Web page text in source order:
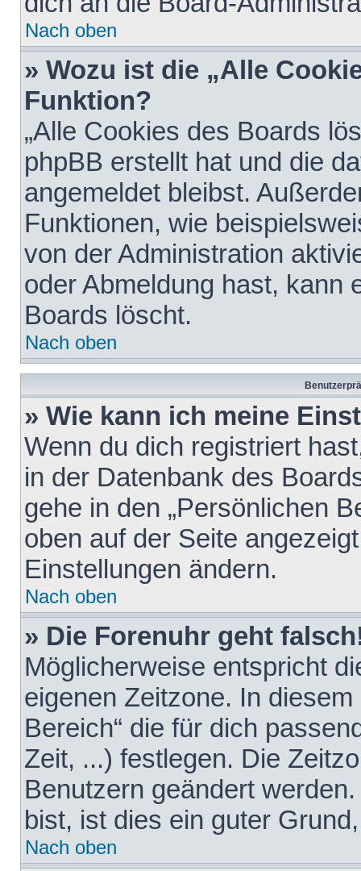
Nach oben
» Wozu ist die „Alle
Funktion?
„Alle Cookies des Boards
phpBB erstellt hat und die
angemeldet bleibst.
Funktionen, wie
von der Administration
oder Abmeldung hast, kann
Boards löscht.
Nach oben
» Wie kann ich meine
Wenn du dich registriert
in der Datenbank des
gehe in den „Persönlichen
oben auf der Seite
Einstellungen ändern.
Nach oben
» Die Forenuhr geht
Möglicherweise entspricht
eigenen Zeitzone. In
Bereich“ die für dich
Zeit, ...) festlegen. Die
Benutzern geändert
bist, ist dies ein guter
Nach oben